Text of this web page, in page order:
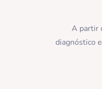
A partir
diagnóstico